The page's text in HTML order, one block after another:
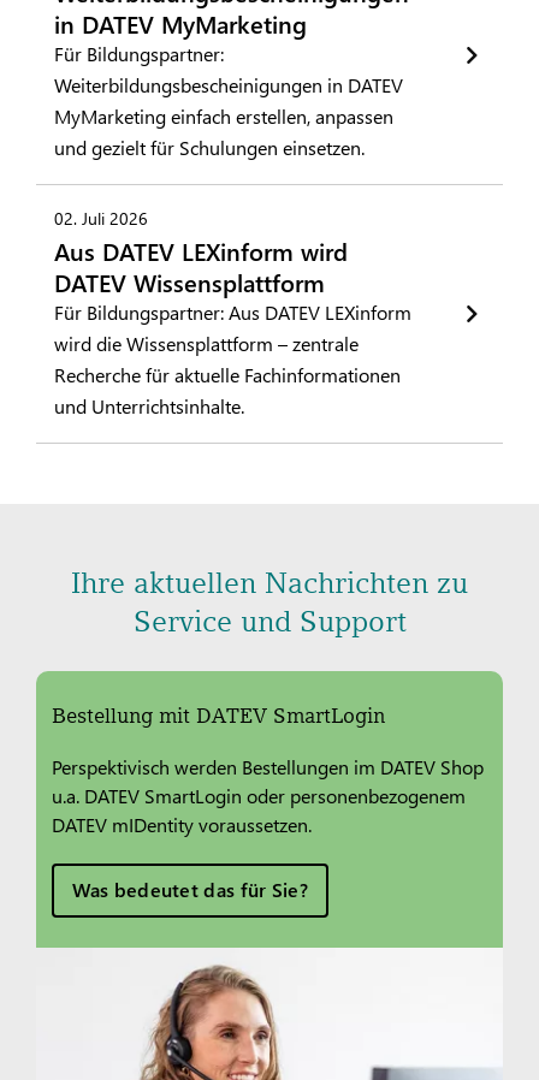
in DATEV MyMarketing
Für Bildungspartner:
Weiterbildungsbescheinigungen in DATEV
MyMarketing einfach erstellen, anpassen
und gezielt für Schulungen einsetzen.
02. Juli 2026
Aus DATEV LEXinform wird
DATEV Wissensplattform
Für Bildungspartner: Aus DATEV LEXinform
wird die Wissensplattform – zentrale
Recherche für aktuelle Fachinformationen
und Unterrichtsinhalte.
Ihre aktuellen Nachrichten zu
Service und Support
Bestellung mit DATEV SmartLogin
Perspektivisch werden Bestellungen im DATEV Shop
u.a. DATEV SmartLogin oder personenbezogenem
DATEV mIDentity voraussetzen.
Was bedeutet das für Sie?